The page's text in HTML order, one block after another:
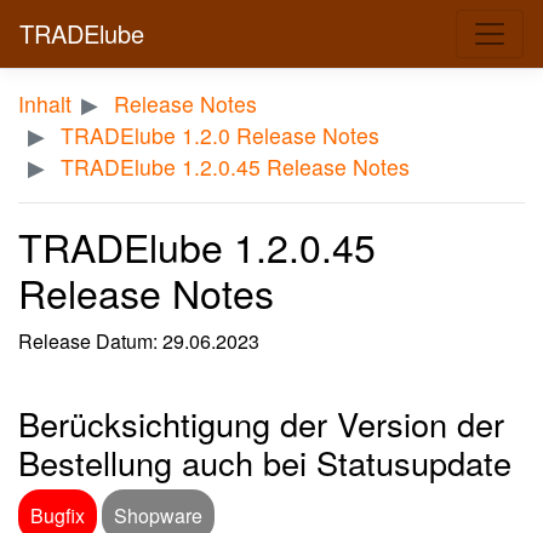
TRADElube
Inhalt
Release Notes
TRADElube 1.2.0 Release Notes
TRADElube 1.2.0.45 Release Notes
TRADElube 1.2.0.45
Release Notes
Release Datum: 29.06.2023
Berücksichtigung der Version der
Bestellung auch bei Statusupdate
Bugfix
Shopware